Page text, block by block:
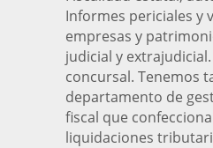
Informes periciales y
empresas y
judicial y
concursal. Tenemos
departamento de
fiscal que
liquidaciones